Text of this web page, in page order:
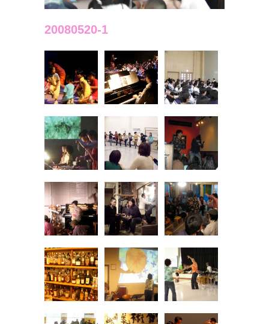
20080520-1